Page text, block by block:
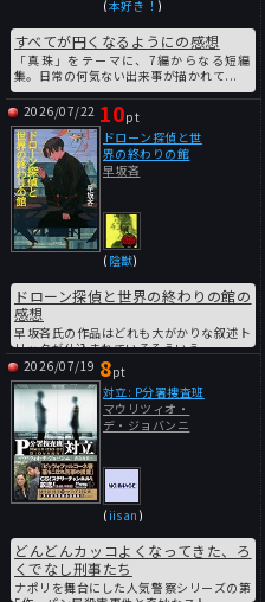
(本好き！ )
すべてが円くなるようにの感想
「真珠」をテーマに、7編からなる短編
集。日常の何気ない出来事が描かれて...
2026/07/22 10pt
( 陰獣)
ドローン探偵と世界の終わりの館の
感想
早坂吝氏の作品はどれも大がかりな叙述ト
リックが仕込まれているそういう...
ドローン探偵と世
界の終わりの館
早坂吝
2026/07/19 8pt
( iisan )
どんどんカッコよくなってきた、ろ
くでなし刑事たち
ナポリを舞台にした人気警察シリーズの第
対立: P分署捜査班
マウリツィオ・
デ・ジョバンニ